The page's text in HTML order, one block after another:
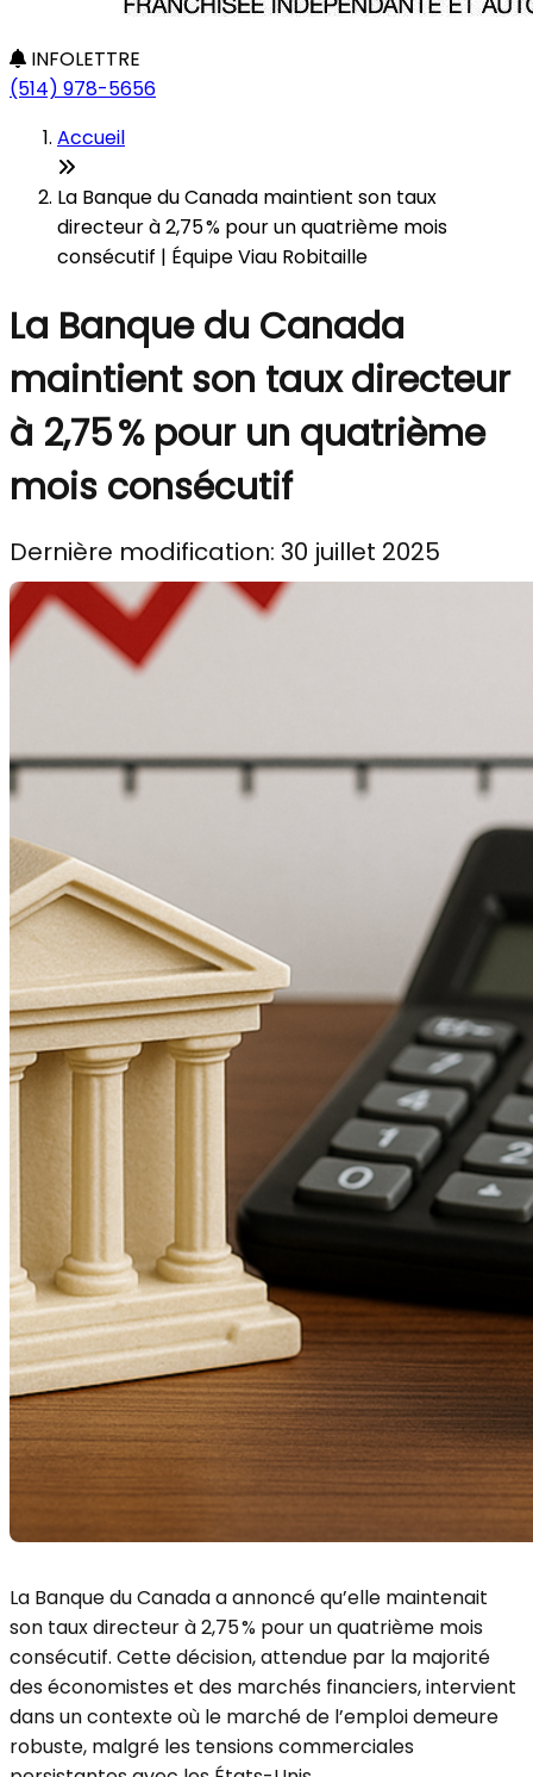
INFOLETTRE
(514) 978-5656
Accueil
La Banque du Canada maintient son taux
directeur à 2,75 % pour un quatrième mois
consécutif | Équipe Viau Robitaille
La Banque du Canada
maintient son taux directeur
à 2,75 % pour un quatrième
mois consécutif
Dernière modification: 30 juillet 2025
La Banque du Canada a annoncé qu’elle maintenait
son taux directeur à 2,75 % pour un quatrième mois
consécutif. Cette décision, attendue par la majorité
des économistes et des marchés financiers, intervient
dans un contexte où le marché de l’emploi demeure
robuste, malgré les tensions commerciales